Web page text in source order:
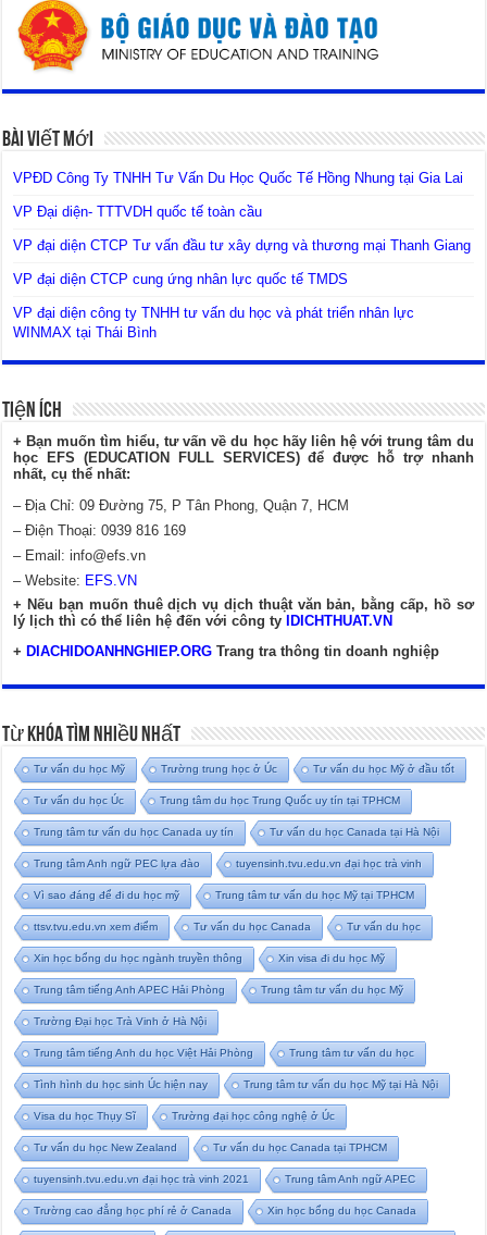
Bài Viết Mới
VPĐD Công Ty TNHH Tư Vấn Du Học Quốc Tế Hồng Nhung tại Gia Lai
VP Đại diện- TTTVDH quốc tế toàn cầu
VP đại diện CTCP Tư vấn đầu tư xây dựng và thương mại Thanh Giang
VP đại diện CTCP cung ứng nhân lực quốc tế TMDS
VP đại diện công ty TNHH tư vấn du học và phát triển nhân lực
WINMAX tại Thái Bình
Tiện Ích
+ Bạn muốn tìm hiểu, tư vấn về du học hãy liên hệ với trung tâm du
học EFS (EDUCATION FULL SERVICES) để được hỗ trợ nhanh
nhất, cụ thể nhất:
– Địa Chỉ: 09 Đường 75, P Tân Phong, Quận 7, HCM
– Điện Thoại: 0939 816 169
– Email:info@efs.vn
– Website: EFS.VN
+ Nếu bạn muốn thuê dịch vụ dịch thuật văn bản, bằng cấp, hồ sơ
lý lịch thì có thể liên hệ đến với công ty
IDICHTHUAT.VN
+ DIACHIDOANHNGHIEP.ORG Trang tra thông tin doanh nghiệp
Từ Khóa Tìm Nhiều Nhất
Tư vấn du học Mỹ Trường trung học ở Úc Tư vấn du học Mỹ ở đầu tốt
Tư vấn du học Úc Trung tâm du học Trung Quốc uy tín tại TPHCM
Trung tâm tư vấn du học Canada uy tín Tư vấn du học Canada tại Hà Nội
Trung tâm Anh ngữ PEC lựa đào tuyensinh.tvu.edu.vn đại học trà vinh
Vì sao đáng để đi du học mỹ Trung tâm tư vấn du học Mỹ tại TPHCM
ttsv.tvu.edu.vn xem điểm Tư vấn du học Canada Tư vấn du học
Xin học bổng du học ngành truyền thông Xin visa đi du học Mỹ
Trung tâm tiếng Anh APEC Hải Phòng Trung tâm tư vấn du học Mỹ
Trường Đại học Trà Vinh ở Hà Nội
Trung tâm tiếng Anh du học Việt Hải Phòng Trung tâm tư vấn du học
Tình hình du học sinh Úc hiện nay Trung tâm tư vấn du học Mỹ tại Hà Nội
Visa du học Thụy Sĩ Trường đại học công nghệ ở Úc
Tư vấn du học New Zealand Tư vấn du học Canada tại TPHCM
tuyensinh.tvu.edu.vn đại học trà vinh 2021 Trung tâm Anh ngữ APEC
Trường cao đẳng học phí rẻ ở Canada Xin học bổng du học Canada